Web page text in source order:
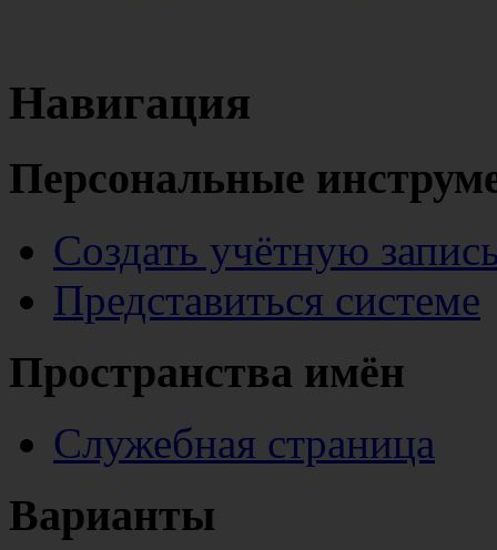
Навигация
Персональные
Создать учётную
Представиться системе
Пространства имён
Служебная страница
Варианты